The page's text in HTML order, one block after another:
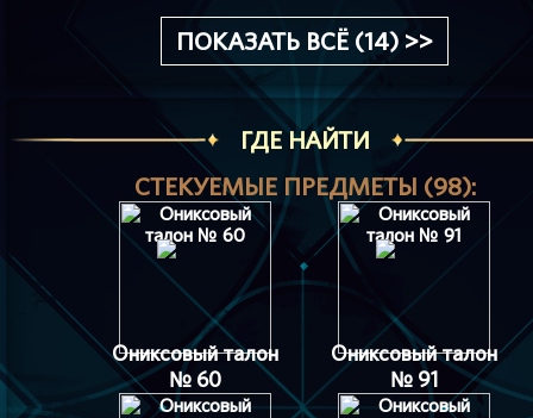
ПОКАЗАТЬ ВСЁ (14) >>
ГДЕ НАЙТИ
СТЕКУЕМЫЕ ПРЕДМЕТЫ (98):
Ониксовый талон
№ 60
Ониксовый талон
№ 91